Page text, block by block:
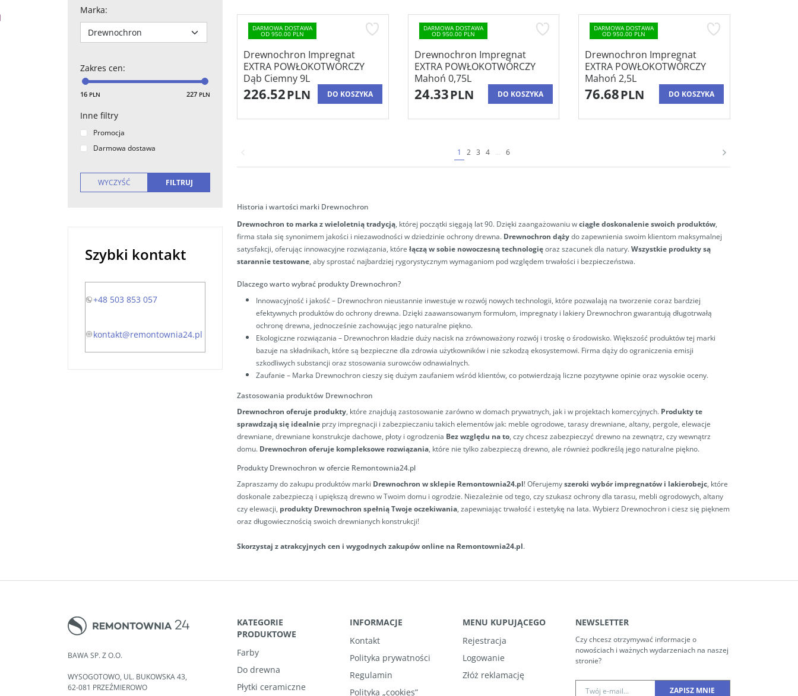
DARMOWA DOSTAWA
OD 950.00 PLN
Drewnochron Impregnat
EXTRA POWŁOKOTWÓRCZY
Dąb Ciemny 9L
226.52PLN DO KOSZYKA
DARMOWA DOSTAWA
OD 950.00 PLN
Drewnochron Impregnat
EXTRA POWŁOKOTWÓRCZY
Mahoń 0,75L
24.33PLN DO KOSZYKA
DARMOWA DOSTAWA
OD 950.00 PLN
Drewnochron Impregnat
EXTRA POWŁOKOTWÓRCZY
Mahoń 2,5L
76.68PLN DO KOSZYKA
1 2 3 4 ... 6
Historia i wartości marki Drewnochron
Drewnochron to marka z wieloletnią tradycją, której początki sięgają lat 90. Dzięki zaangażowaniu wciągłe doskonalenie swoich produktów,
firma stała się synonimem jakości i niezawodności w dziedzinie ochrony drewna. Drewnochron dążydo zapewnienia swoim klientom maksymalnej
satysfakcji, oferując innowacyjne rozwiązania, które łączą w sobie nowoczesną technologięoraz szacunek dla natury.Wszystkie produkty są
starannie testowane, aby sprostać najbardziej rygorystycznym wymaganiom pod względem trwałości i bezpieczeństwa.
Dlaczego warto wybrać produkty Drewnochron?
Innowacyjność i jakość – Drewnochron nieustannie inwestuje w rozwój nowych technologii, które pozwalają na tworzenie coraz bardziej
efektywnych produktów do ochrony drewna. Dzięki zaawansowanym formułom, impregnaty i lakiery Drewnochron gwarantują długotrwałą
ochronę drewna, jednocześnie zachowując jego naturalne piękno.
Ekologiczne rozwiązania – Drewnochron kładzie duży nacisk na zrównoważony rozwój i troskę o środowisko. Większość produktów tej marki
bazuje na składnikach, które są bezpieczne dla zdrowia użytkowników i nie szkodzą ekosystemowi. Firma dąży do ograniczenia emisji
szkodliwych substancji oraz stosowania surowców odnawialnych.
Zaufanie – Marka Drewnochron cieszy się dużym zaufaniem wśród klientów, co potwierdzają liczne pozytywne opinie oraz wysokie oceny.
Zastosowania produktów Drewnochron
Drewnochron oferuje produkty, które znajdują zastosowanie zarówno w domach prywatnych, jak i w projektach komercyjnych. Produkty te
sprawdzają się idealnie przy impregnacji i zabezpieczaniu takich elementów jak: meble ogrodowe, tarasy drewniane, altany, pergole, elewacje
drewniane, drewniane konstrukcje dachowe, płoty i ogrodzenia Bez względu na to, czy chcesz zabezpieczyć drewno na zewnątrz, czy wewnątrz
domu. Drewnochron oferuje kompleksowe rozwiązania, które nie tylko zabezpieczą drewno, ale również podkreślą jego naturalne piękno.
Produkty Drewnochron w ofercie Remontownia24.pl
Zapraszamy do zakupu produktów marki Drewnochron w sklepie Remontownia24.pl! Oferujemyszeroki wybór impregnatów i lakierobejc, które
doskonale zabezpieczą i upiększą drewno w Twoim domu i ogrodzie. Niezależnie od tego, czy szukasz ochrony dla tarasu, mebli ogrodowych, altany
czy elewacji, produkty Drewnochron spełnią Twoje oczekiwania, zapewniając trwałość i estetykę na lata. Wybierz Drewnochron i ciesz się pięknem
oraz długowiecznością swoich drewnianych konstrukcji!
Skorzystaj z atrakcyjnych cen i wygodnych zakupów online na Remontownia24.pl.
Marka:
Zakres cen:
16 PLN 227 PLN
Inne filtry
Promocja
Darmowa dostawa
Szybki kontakt
+48 503 853 057
kontakt@remontownia24.pl
BAWA SP. Z O.O.
WYSOGOTOWO, UL. BUKOWSKA 43,
62-081 PRZEŹMIEROWO
KATEGORIE
PRODUKTOWE
Farby
Do drewna
Płytki ceramiczne
INFORMACJE
Kontakt
Polityka prywatności
Regulamin
Polityka „cookies”
MENU KUPUJĄCEGO
Rejestracja
Logowanie
Złóż reklamację
NEWSLETTER
Czy chcesz otrzymywać informacje o
nowościach i ważnych wydarzeniach na naszej
stronie?